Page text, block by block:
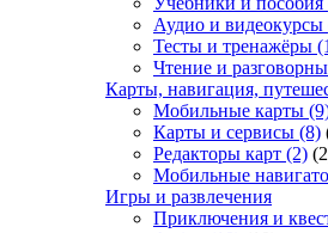
Аудио и видеокурсы
Тесты и тренажёры
Чтение и
Карты, навигация,
Мобильные карты
Карты и сервисы (8)
Редакторы карт (2)
Мобильные
Игры и развлечения
Приключения и